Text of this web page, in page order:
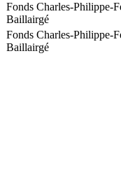
Fonds Charles-Philippe-
Baillairgé
Fonds Charles-Philippe-
Baillairgé